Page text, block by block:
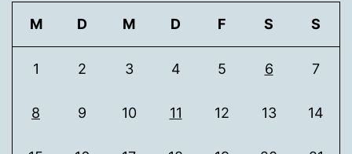
M D M D F S S
1 2 3 4 5 6 7
8 9 10 11 12 13 14